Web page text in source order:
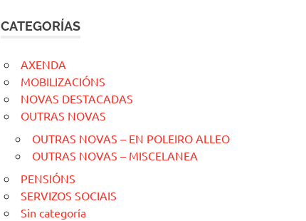
CATEGORÍAS
AXENDA
MOBILIZACIÓNS
NOVAS DESTACADAS
OUTRAS NOVAS
OUTRAS NOVAS – EN POLEIRO ALLEO
OUTRAS NOVAS – MISCELANEA
PENSIÓNS
SERVIZOS SOCIAIS
Sin categoría